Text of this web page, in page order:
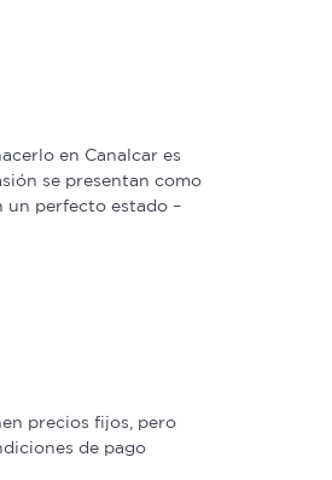
en Canalcar es
se presentan como
un perfecto estado –
precios fijos, pero
de pago